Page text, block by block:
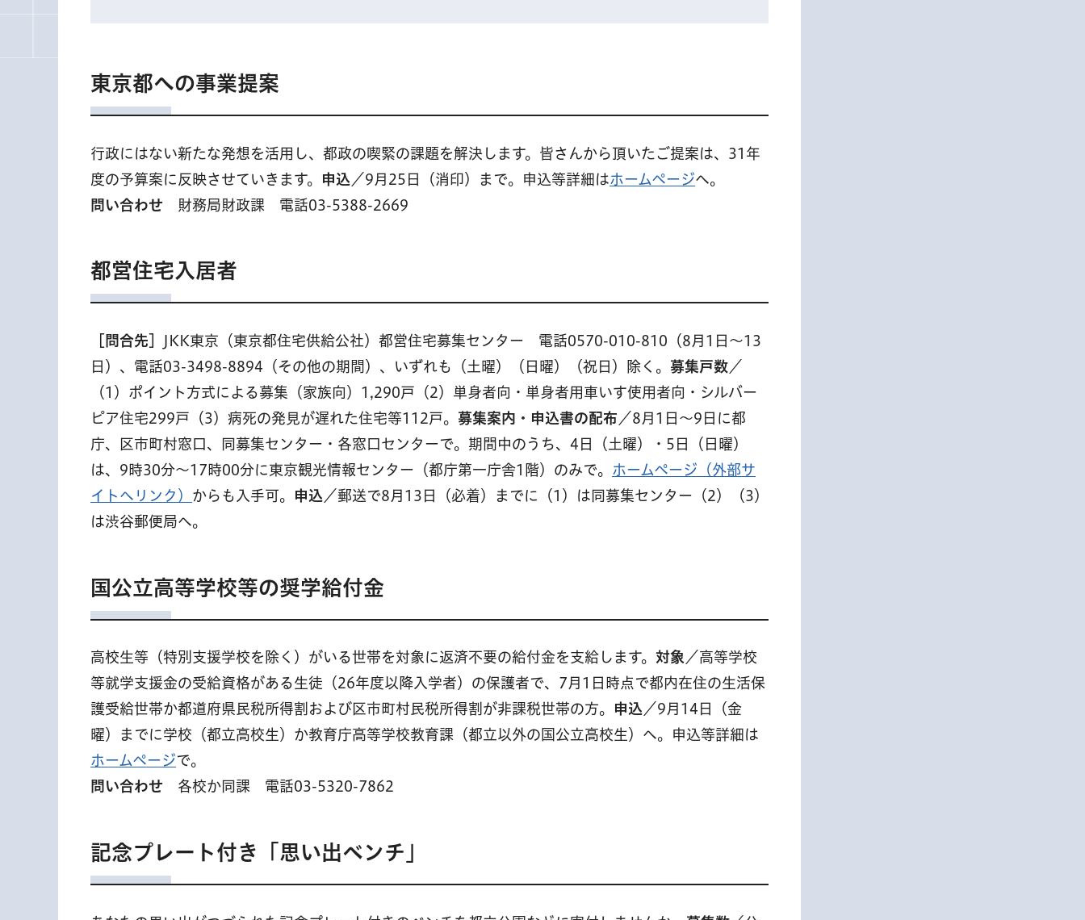
東京都への事業提案
行政にはない新たな発想を活用し、都政の喫緊の課題を解決します。皆さんから頂いたご提案は、31年
度の予算案に反映させていきます。
申込 ／9月25日（消印）まで。申込等詳細はホームページへ。
問い合わせ 財務局財政課 電話03-5388-2669
都営住宅入居者
［問合先］
JKK東京（東京都住宅供給公社）都営住宅募集センター 電話0570-010-810（8月1日〜13
日）、電話03-3498-8894（その他の期間）、いずれも（土曜）（日曜）（祝日）除く。 募集戸数 ／
（1）ポイント方式による募集（家族向）1,290戸（2）単身者向・単身者用車いす使用者向・シルバー
ピア住宅299戸（3）病死の発見が遅れた住宅等112戸。 募集案内・申込書の配布 ／8月1日〜9日に都
庁、区市町村窓口、同募集センター・各窓口センターで。期間中のうち、4日（土曜）・5日（日曜）
は、9時30分〜17時00分に東京観光情報センター（都庁第一庁舎1階）のみで。
ホームページ（外部サ
イトへリンク） からも入手可。 申込 ／郵送で8月13日（必着）までに（1）は同募集センター（2）（3）
は渋谷郵便局へ。
国公立高等学校等の奨学給付金
高校生等（特別支援学校を除く）がいる世帯を対象に返済不要の給付金を支給します。 対象 ／高等学校
等就学支援金の受給資格がある生徒（26年度以降入学者）の保護者で、7月1日時点で都内在住の生活保
護受給世帯か都道府県民税所得割および区市町村民税所得割が非課税世帯の方。
申込 ／9月14日（金
曜）までに学校（都立高校生）か教育庁高等学校教育課（都立以外の国公立高校生）へ。申込等詳細は
ホームページで。
問い合わせ 各校か同課 電話03-5320-7862
記念プレート付き「思い出ベンチ」